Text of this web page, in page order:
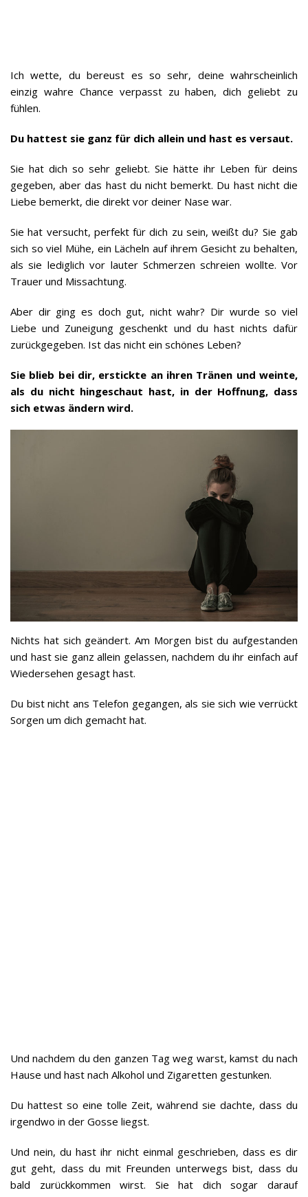
Ich wette, du bereust es so sehr, deine wahrscheinlich
einzig wahre Chance verpasst zu haben, dich geliebt zu
fühlen.
Du hattest sie ganz für dich allein und hast es versaut.
Sie hat dich so sehr geliebt. Sie hätte ihr Leben für deins
gegeben, aber das hast du nicht bemerkt. Du hast nicht die
Liebe bemerkt, die direkt vor deiner Nase war.
Sie hat versucht, perfekt für dich zu sein, weißt du? Sie gab
sich so viel Mühe, ein Lächeln auf ihrem Gesicht zu behalten,
als sie lediglich vor lauter Schmerzen schreien wollte. Vor
Trauer und Missachtung.
Aber dir ging es doch gut, nicht wahr? Dir wurde so viel
Liebe und Zuneigung geschenkt und du hast nichts dafür
zurückgegeben. Ist das nicht ein schönes Leben?
Sie blieb bei dir, erstickte an ihren Tränen und weinte,
als du nicht hingeschaut hast, in der Hoffnung, dass
sich etwas ändern wird.
Nichts hat sich geändert. Am Morgen bist du aufgestanden
und hast sie ganz allein gelassen, nachdem du ihr einfach auf
Wiedersehen gesagt hast.
Du bist nicht ans Telefon gegangen, als sie sich wie verrückt
Sorgen um dich gemacht hat.
Und nachdem du den ganzen Tag weg warst, kamst du nach
Hause und hast nach Alkohol und Zigaretten gestunken.
Du hattest so eine tolle Zeit, während sie dachte, dass du
irgendwo in der Gosse liegst.
Und nein, du hast ihr nicht einmal geschrieben, dass es dir
gut geht, dass du mit Freunden unterwegs bist, dass du
bald zurückkommen wirst. Sie hat dich sogar darauf